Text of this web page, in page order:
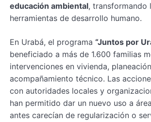
educación ambiental, transformando
herramientas de desarrollo humano.
En Urabá, el programa “Juntos por
beneficiado a más de 1.600 familias
intervenciones en vivienda,
acompañamiento técnico. Las
con autoridades locales y
han permitido dar un nuevo uso a
antes carecían de regularización o